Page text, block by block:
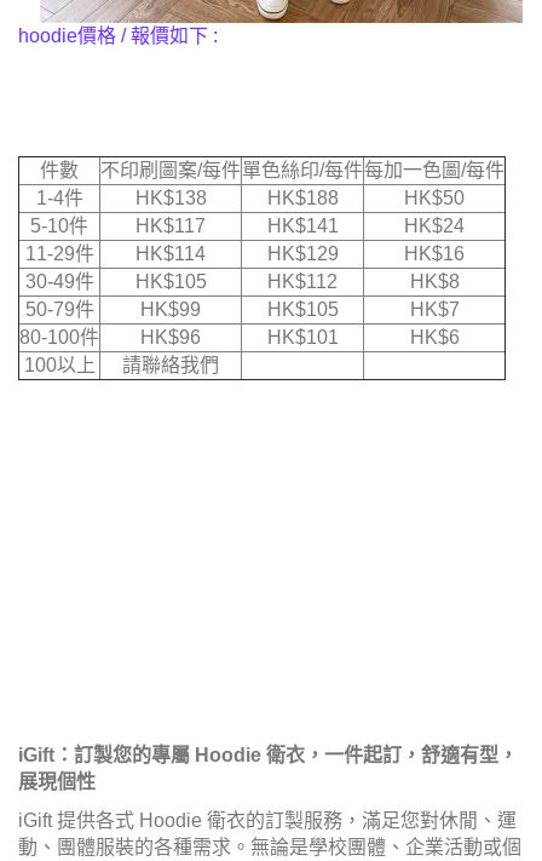
hoodie價格 / 報價如下 :
件數 不印刷圖案/每件單色絲印/每件每加一色圖/每件
1-4件
HK$138 HK$188
HK$50
5-10件
HK$117 HK$141
HK$24
11-29件
HK$114 HK$129
HK$16
30-49件
HK$105 HK$112
HK$8
50-79件
HK$99 HK$105
HK$7
80-100件
HK$96 HK$101
HK$6
100以上
請聯絡我們
iGift：訂製您的專屬 Hoodie 衛衣，一件起訂，舒適有型，
展現個性
iGift 提供各式 Hoodie 衛衣的訂製服務，滿足您對休閒、運
動、團體服裝的各種需求。無論是學校團體、企業活動或個